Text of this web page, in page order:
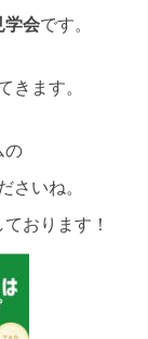
学会です。
ます。
の
いね。
おります！